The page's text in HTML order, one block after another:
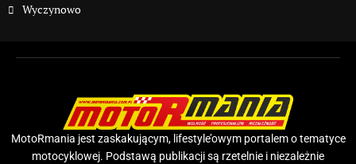
Wyczynowo
MotoRmania jest zaskakującym, lifestyle’owym portalem o tematyce
motocyklowej. Podstawą publikacji są rzetelnie i niezależnie